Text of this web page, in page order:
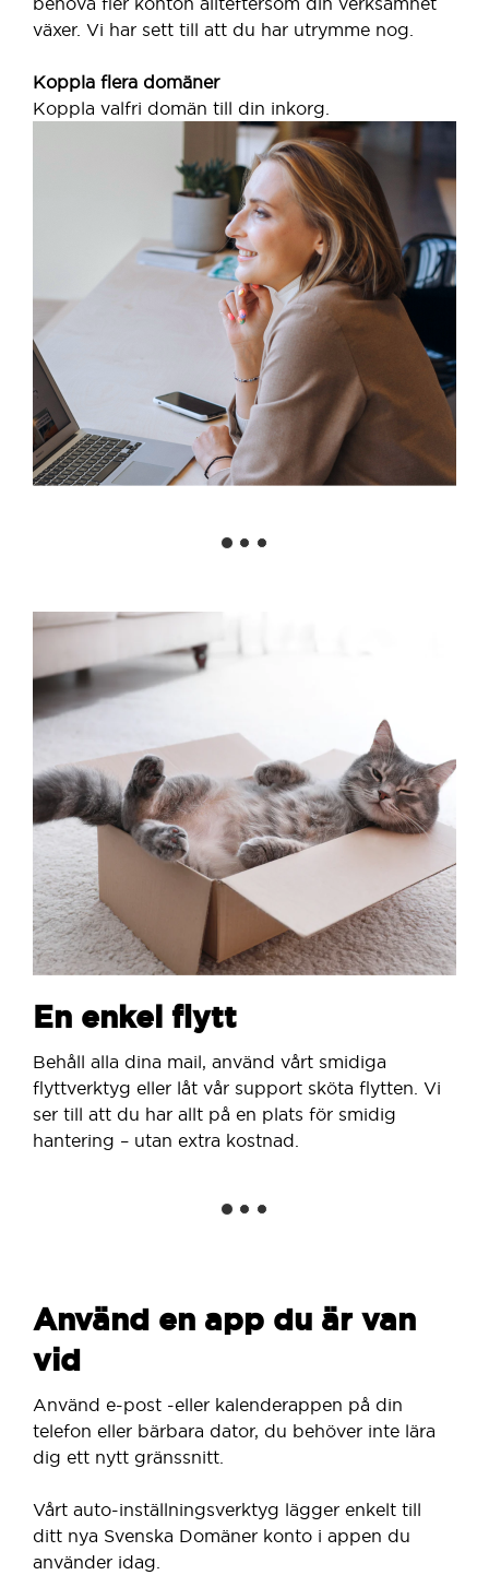
växer. Vi har sett till att du har utrymme nog.
Koppla flera domäner
Koppla valfri domän till din inkorg.
En enkel flytt
Behåll alla dina mail, använd vårt smidiga
flyttverktyg eller låt vår support sköta flytten. Vi
ser till att du har allt på en plats för smidig
hantering – utan extra kostnad.
Använd en app du är van
vid
Använd e-post -eller kalenderappen på din
telefon eller bärbara dator, du behöver inte lära
dig ett nytt gränssnitt.
Vårt auto-inställningsverktyg lägger enkelt till
ditt nya Svenska Domäner konto i appen du
använder idag.